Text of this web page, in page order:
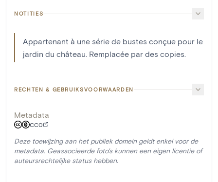
NOTITIES
Appartenant à une série de bustes conçue pour le
jardin du château. Remplacée par des copies.
RECHTEN & GEBRUIKSVOORWAARDEN
Metadata
CC0
Deze toewijzing aan het publiek domein geldt enkel voor de
metadata. Geassocieerde foto's kunnen een eigen licentie of
auteursrechtelijke status hebben.